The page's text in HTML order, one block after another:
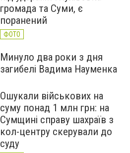
громада та Суми, є
поранений
ФОТО
Минуло два роки з дня
загибелі Вадима Науменка
Ошукали військових на
суму понад 1 млн грн: на
Сумщині справу шахраїв з
кол-центру скерували до
суду